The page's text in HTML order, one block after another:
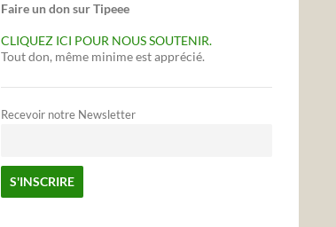
Faire un don sur Tipeee
CLIQUEZ ICI POUR NOUS SOUTENIR.
Tout don, même minime est apprécié.
Recevoir notre Newsletter